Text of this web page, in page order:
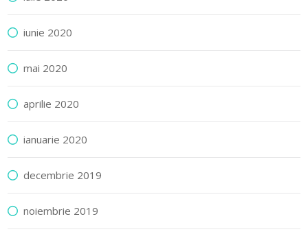
iunie 2020
mai 2020
aprilie 2020
ianuarie 2020
decembrie 2019
noiembrie 2019